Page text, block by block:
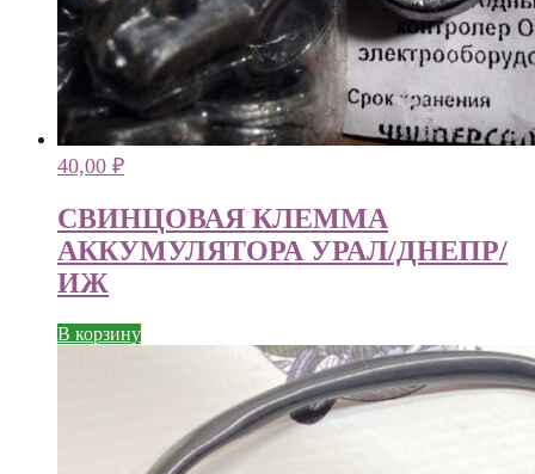
40,00 ₽
СВИНЦОВАЯ КЛЕММА
АККУМУЛЯТОРА УРАЛ/ДНЕПР/
ИЖ
В корзину